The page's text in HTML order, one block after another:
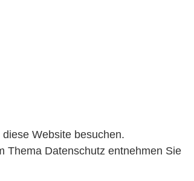
Website besuchen.
Thema Datenschutz entnehmen Sie